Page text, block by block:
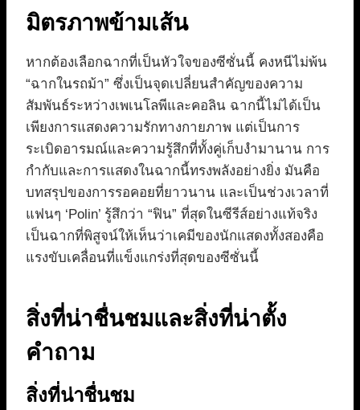
มิตรภาพข้ามเส้น
หากต้องเลือกฉากที่เป็นหัวใจของซีซั่นนี้ คงหนีไม่พ้น
“ฉากในรถม้า” ซึ่งเป็นจุดเปลี่ยนสำคัญของความ
สัมพันธ์ระหว่างเพเนโลพีและคอลิน ฉากนี้ไม่ได้เป็น
เพียงการแสดงความรักทางกายภาพ แต่เป็นการ
ระเบิดอารมณ์และความรู้สึกที่ทั้งคู่เก็บงำมานาน การ
กำกับและการแสดงในฉากนี้ทรงพลังอย่างยิ่ง มันคือ
บทสรุปของการรอคอยที่ยาวนาน และเป็นช่วงเวลาที่
แฟนๆ ‘Polin’ รู้สึกว่า “ฟิน” ที่สุดในซีรีส์อย่างแท้จริง
เป็นฉากที่พิสูจน์ให้เห็นว่าเคมีของนักแสดงทั้งสองคือ
แรงขับเคลื่อนที่แข็งแกร่งที่สุดของซีซั่นนี้
สิ่งที่น่าชื่นชมและสิ่งที่น่าตั้ง
คำถาม
สิ่งที่น่าชื่นชม